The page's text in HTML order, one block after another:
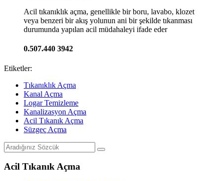
Acil tıkanıklık açma, genellikle bir boru, lavabo, klozet
veya benzeri bir akış yolunun ani bir şekilde tıkanması
durumunda yapılan acil müdahaleyi ifade eder
0.507.440 3942
Etiketler:
Tıkanıklık Açma
Kanal Açma
Logar Temizleme
Kanalizasyon Açma
Acil Tıkanık Açma
Süzgeç Açma
Acil Tıkanık Açma